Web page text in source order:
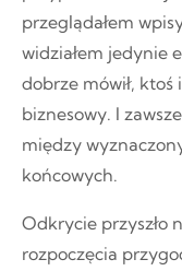
przeglądałem
widziałem jedynie
dobrze mówił, ktoś
biznesowy. I
między
końcowych.
Odkrycie przyszło
rozpoczęcia